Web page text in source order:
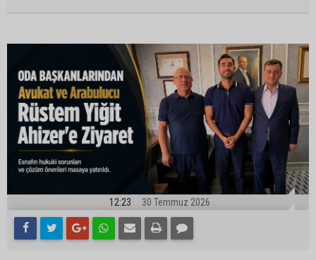
12:23 30 Temmuz 2026